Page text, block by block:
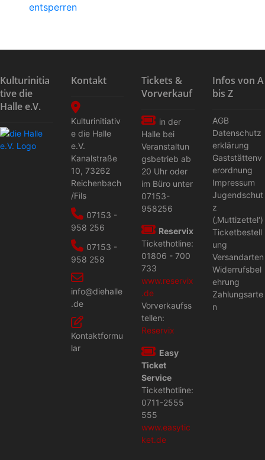
entsperren
Kulturinitia
tive die
Halle e.V.
Kontakt
Kulturinitiativ
e die Halle
e.V.
Kanalstraße
10, 73262
Reichenbach
/Fils
07153 -
958 256
07153 -
958 258
info@diehalle
.de
Kontaktformu
lar
Tickets &
Vorverkauf
in der
Halle bei
Veranstaltun
gs­betrieb ab
20 Uhr oder
im Büro unter
07153-
958256
Reservix
Tickethotline:
01806 - 700
733
www.reservix
.de
Vorverkaufss
tellen:
Reservix
Easy
Ticket
Service
Tickethotline:
0711-2555
555
www.easytic
ket.de
Infos von A
bis Z
AGB
Datenschutz
erklärung
Gaststättenv
erordnung
Impressum
Jugendschut
z
(‚Muttizettel‘)
Ticketbestell
ung
Versandarten
Widerrufsbel
ehrung
Zahlungsarte
n